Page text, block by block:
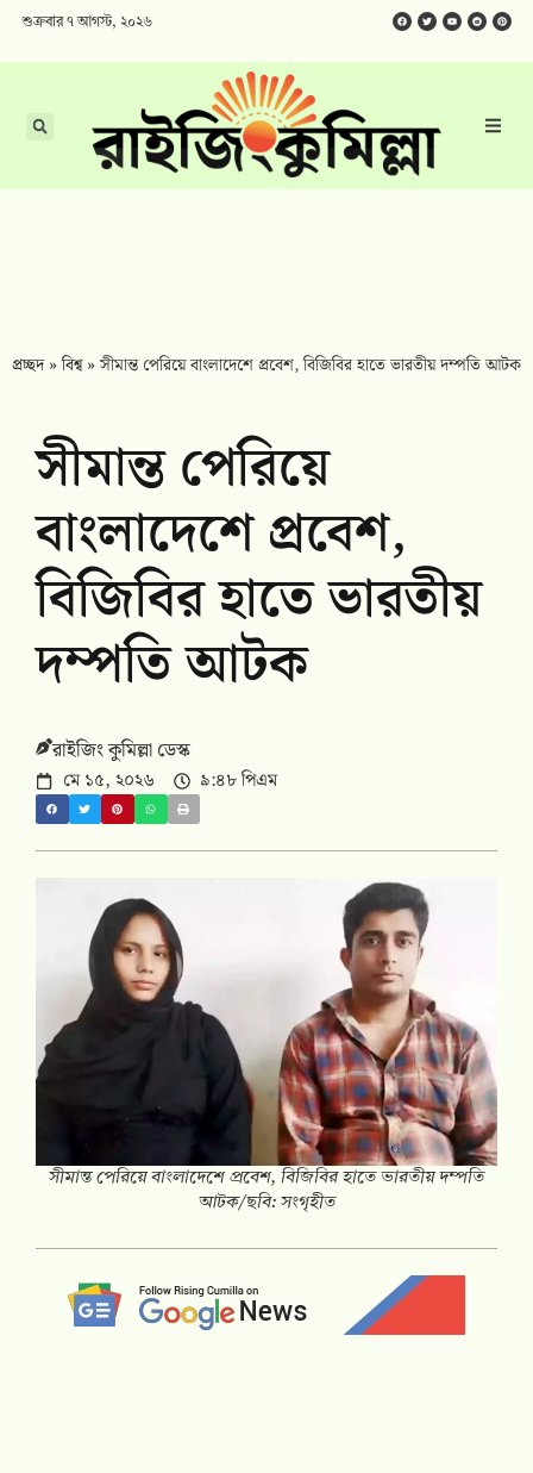
শুক্রবার ৭ আগস্ট, ২০২৬
প্রচ্ছদ»বিশ্ব»সীমান্ত পেরিয়ে বাংলাদেশে প্রবেশ, বিজিবির হাতে ভারতীয় দম্পতি আটক
সীমান্ত পেরিয়ে
বাংলাদেশে প্রবেশ,
বিজিবির হাতে ভারতীয়
দম্পতি আটক
রাইজিং কুমিল্লা ডেস্ক
মে ১৫, ২০২৬ ৯:৪৮ পিএম
সীমান্ত পেরিয়ে বাংলাদেশে প্রবেশ, বিজিবির হাতে ভারতীয় দম্পতি
আটক/ছবি: সংগৃহীত